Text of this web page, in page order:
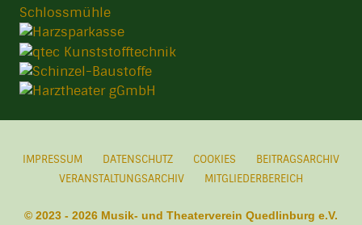
IMPRESSUM DATENSCHUTZ COOKIES
BEITRAGSARCHIV
VERANSTALTUNGSARCHIV
MITGLIEDERBEREICH
© 2023 - 2026 Musik- und Theaterverein Quedlinburg e.V.